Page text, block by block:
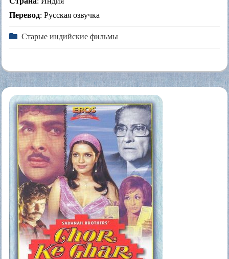
Перевод: Русская озвучка
Старые индийские фильмы